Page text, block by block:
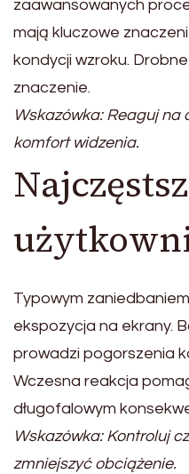
zaawansowanych
mają kluczowe
kondycji wzroku.
znaczenie.
Wskazówka: Reaguj
komfort widzenia.
Typowym
ekspozycja na ekrany.
prowadzi pogorszenia
Wczesna reakcja
długofalowym
Wskazówka: Kontroluj
zmniejszyć obciążenie.